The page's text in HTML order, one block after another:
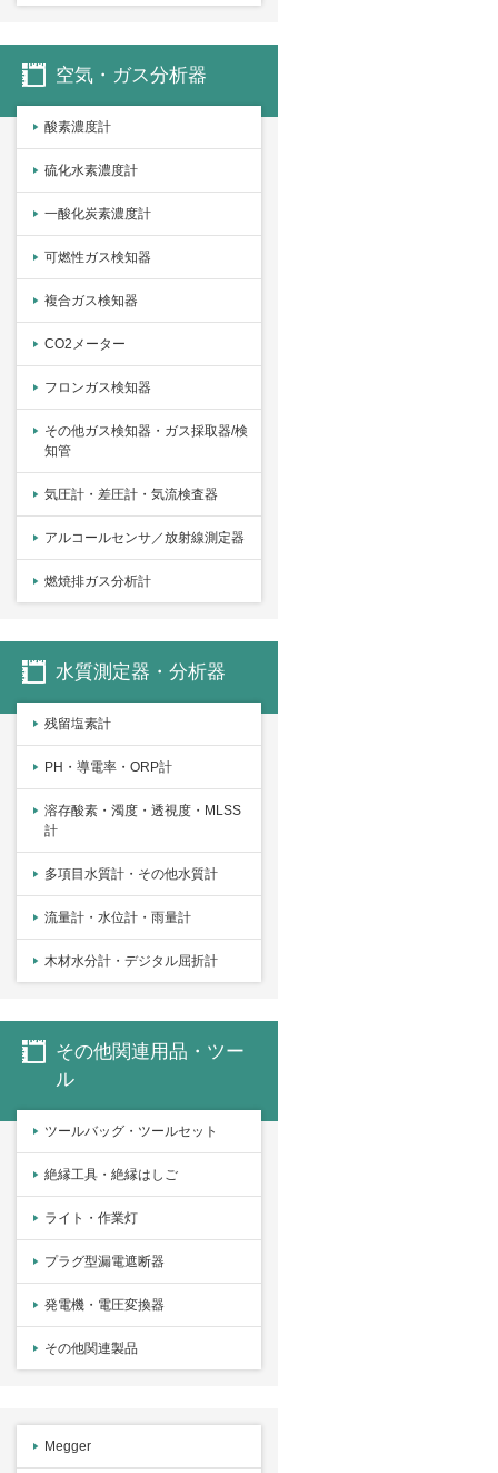
空気・ガス分析器
酸素濃度計
硫化水素濃度計
一酸化炭素濃度計
可燃性ガス検知器
複合ガス検知器
CO2メーター
フロンガス検知器
その他ガス検知器・ガス採取器/検
知管
気圧計・差圧計・気流検査器
アルコールセンサ／放射線測定器
燃焼排ガス分析計
水質測定器・分析器
残留塩素計
PH・導電率・ORP計
溶存酸素・濁度・透視度・MLSS
計
多項目水質計・その他水質計
流量計・水位計・雨量計
木材水分計・デジタル屈折計
その他関連用品・ツー
ル
ツールバッグ・ツールセット
絶縁工具・絶縁はしご
ライト・作業灯
プラグ型漏電遮断器
発電機・電圧変換器
その他関連製品
Megger